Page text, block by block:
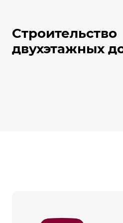
Строительство
двухэтажных